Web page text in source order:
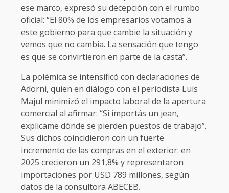
ese marco, expresó su decepción con el rumbo
oficial: “El 80% de los empresarios votamos a
este gobierno para que cambie la situación y
vemos que no cambia. La sensación que tengo
es que se convirtieron en parte de la casta”.
La polémica se intensificó con declaraciones de
Adorni, quien en diálogo con el periodista Luis
Majul minimizó el impacto laboral de la apertura
comercial al afirmar: “Si importás un jean,
explicame dónde se pierden puestos de trabajo”.
Sus dichos coincidieron con un fuerte
incremento de las compras en el exterior: en
2025 crecieron un 291,8% y representaron
importaciones por USD 789 millones, según
datos de la consultora ABECEB.